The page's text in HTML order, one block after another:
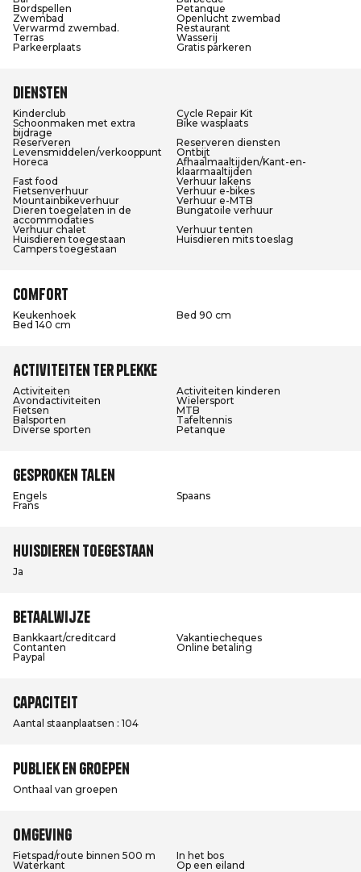
Bordspellen
Petanque
Zwembad
Openlucht zwembad
Verwarmd zwembad.
Restaurant
Terras
Wasserij
Parkeerplaats
Gratis parkeren
Diensten
Kinderclub
Cycle Repair Kit
Schoonmaken met extra
bijdrage
Bike wasplaats
Reserveren
Reserveren diensten
Levensmiddelen/verkooppunt
Ontbijt
Horeca
Afhaalmaaltijden/Kant-en-
klaarmaaltijden
Fast food
Verhuur lakens
Fietsenverhuur
Verhuur e-bikes
Mountainbikeverhuur
Verhuur e-MTB
Dieren toegelaten in de
accommodaties
Bungatoile verhuur
Verhuur chalet
Verhuur tenten
Huisdieren toegestaan
Huisdieren mits toeslag
Campers toegestaan
Comfort
Keukenhoek
Bed 90 cm
Bed 140 cm
Activiteiten ter plekke
Activiteiten
Activiteiten kinderen
Avondactiviteiten
Wielersport
Fietsen
MTB
Balsporten
Tafeltennis
Diverse sporten
Petanque
Gesproken talen
Engels
Spaans
Frans
Huisdieren toegestaan
Ja
Betaalwijze
Bankkaart/creditcard
Vakantiecheques
Contanten
Online betaling
Paypal
Capaciteit
Aantal staanplaatsen : 104
Publiek en groepen
Onthaal van groepen
Omgeving
Fietspad/route binnen 500 m
In het bos
Waterkant
Op een eiland